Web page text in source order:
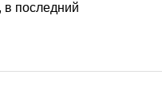
в последний